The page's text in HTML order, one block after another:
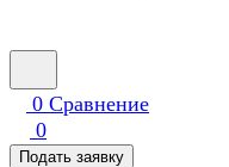
0 Сравнение
0
Подать заявку